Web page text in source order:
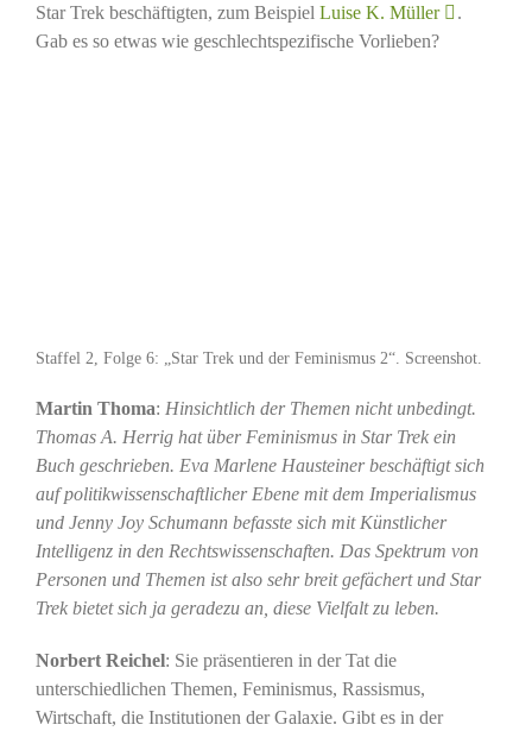
Star Trek beschäftigten, zum Beispiel Luise K. Müller
.
Gab es so etwas wie geschlechtspezifische Vorlieben?
Staffel 2, Folge 6: „Star Trek und der Feminismus 2“. Screenshot.
Martin Thoma: Hinsichtlich der Themen nicht unbedingt.
Thomas A. Herrig hat über Feminismus in Star Trek ein
Buch geschrieben. Eva Marlene Hausteiner beschäftigt sich
auf politikwissenschaftlicher Ebene mit dem Imperialismus
und Jenny Joy Schumann befasste sich mit Künstlicher
Intelligenz in den Rechtswissenschaften. Das Spektrum von
Personen und Themen ist also sehr breit gefächert und Star
Trek bietet sich ja geradezu an, diese Vielfalt zu leben.
Norbert Reichel: Sie präsentieren in der Tat die
unterschiedlichen Themen, Feminismus, Rassismus,
Wirtschaft, die Institutionen der Galaxie. Gibt es in der